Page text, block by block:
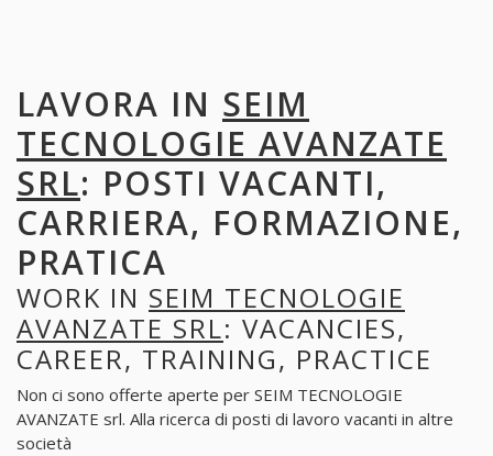
LAVORA IN SEIM
TECNOLOGIE AVANZATE
SRL: POSTI VACANTI,
CARRIERA, FORMAZIONE,
PRATICA
WORK IN SEIM TECNOLOGIE
AVANZATE SRL: VACANCIES,
CAREER, TRAINING, PRACTICE
Non ci sono offerte aperte per SEIM TECNOLOGIE
AVANZATE srl. Alla ricerca di posti di lavoro vacanti in altre
società